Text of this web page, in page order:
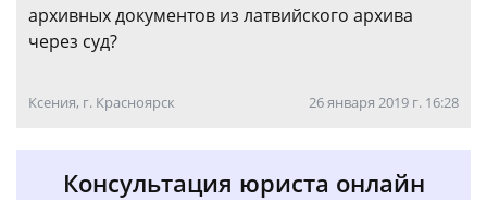
архивных документов из латвийского архива
через суд?
Ксения, г. Красноярск 26 января 2019 г. 16:28
Консультация юриста онлайн